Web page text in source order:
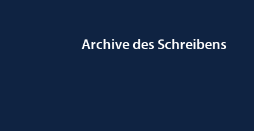
Archive des Schreibens